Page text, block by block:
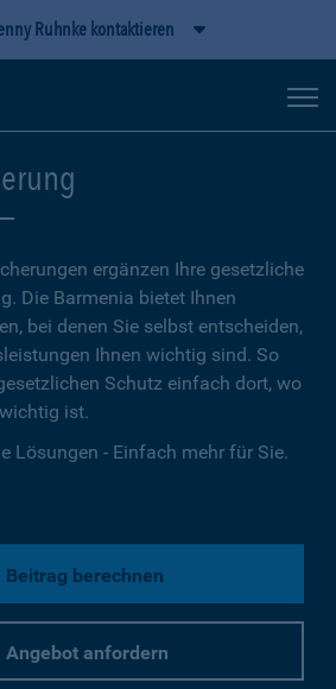
Ruhnke kontaktieren
ergänzen Ihre gesetzliche
Die Barmenia bietet Ihnen
bei denen Sie selbst entscheiden,
Ihnen wichtig sind. So
Schutz einfach dort, wo
ist.
Lösungen - Einfach mehr für Sie.
Beitrag berechnen
Angebot anfordern